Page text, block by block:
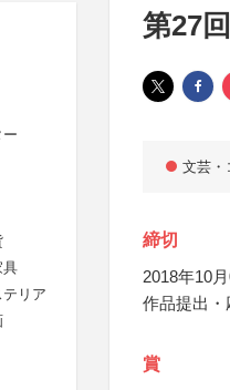
具
リア
第27
文芸・
締切
2018年10
作品提出・
賞